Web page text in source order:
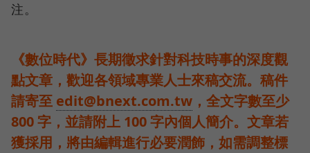
注。
《數位時代》長期徵求針對科技時事的深度觀
點文章，歡迎各領域專業人士來稿交流。稿件
請寄至 edit@bnext.com.tw ，全文字數至少
800 字，並請附上 100 字內個人簡介。文章若
獲採用，將由編輯進行必要潤飾，如需調整標